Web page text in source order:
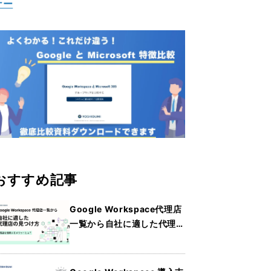
ー
すすめ記事
Google Workspace代理店
一覧から自社に適した代理店
く紹介